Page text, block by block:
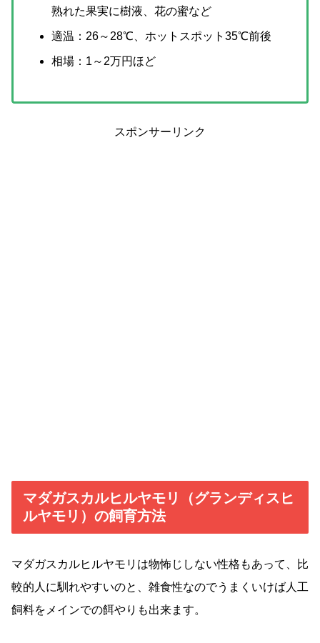
熟れた果実に樹液、花の蜜など
適温：26～28℃、ホットスポット35℃前後
相場：1～2万円ほど
スポンサーリンク
マダガスカルヒルヤモリ（グランディスヒ
ルヤモリ）の飼育方法
マダガスカルヒルヤモリは物怖じしない性格もあって、比
較的人に馴れやすいのと、雑食性なのでうまくいけば人工
飼料をメインでの餌やりも出来ます。